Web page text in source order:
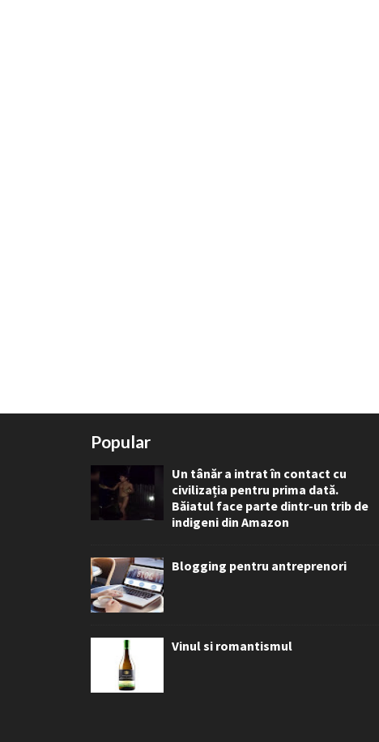
Popular
Un tânăr a intrat în contact cu
civilizația pentru prima dată.
Băiatul face parte dintr-un trib de
indigeni din Amazon
Blogging pentru antreprenori
Vinul si romantismul